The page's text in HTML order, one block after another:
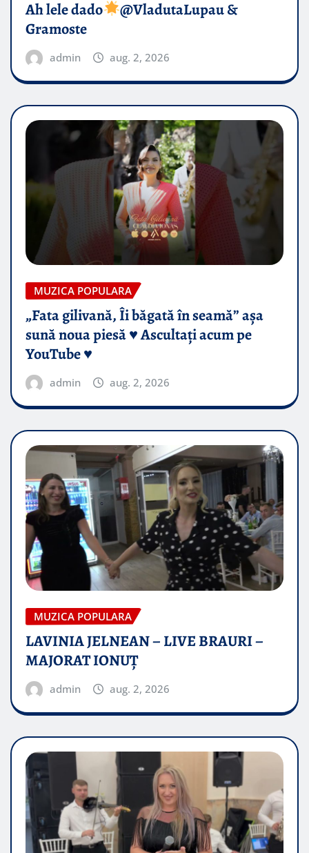
Ah lele dado​
@VladutaLupau &
Gramoste
admin aug. 2, 2026
MUZICA POPULARA
„Fata gilivană, Îi băgată în seamă” așa
sună noua piesă ♥️ Ascultați acum pe
YouTube ♥️
admin aug. 2, 2026
MUZICA POPULARA
LAVINIA JELNEAN – LIVE BRAURI –
MAJORAT IONUŢ
admin aug. 2, 2026